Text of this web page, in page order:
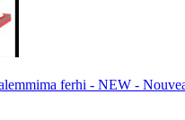
ferhi - NEW -